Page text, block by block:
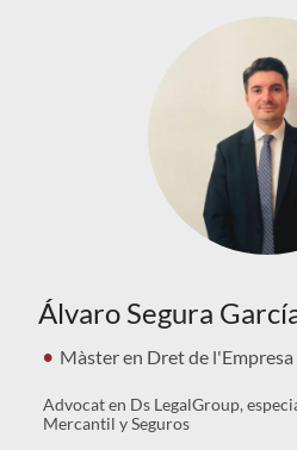
Álvaro Segura
Màster en Dret de
Advocat en Ds LegalGroup,
Mercantil y Seguros